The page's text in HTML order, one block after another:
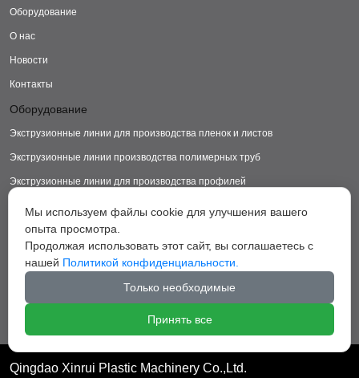
Оборудование
О нас
Новости
Контакты
Оборудование
Экструзионные линии для производства пленок и листов
Экструзионные линии производства полимерных труб
Экструзионные линии для производства профилей
Экструзионные линии для производства изделий из ДПК
Экструзионные линии для производства пластиковых ковриков
Экструзионные линии для производства грануляторы
Вспомогательное оборудование
Qingdao Xinrui Plastic Machinery Co.,Ltd.
Мы используем файлы cookie для улучшения вашего
опыта просмотра.
Продолжая использовать этот сайт, вы соглашаетесь с
нашей Политикой конфиденциальности.
Только необходимые
Принять все